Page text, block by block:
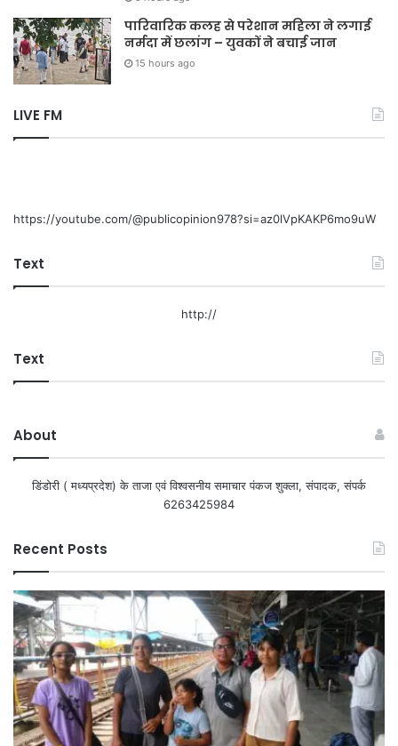
पारिवारिक कलह से परेशान महिला ने लगाई
नर्मदा में छलांग – युवकों ने बचाई जान
15 hours ago
LIVE FM
https://youtube.com/@publicopinion978?si=az0lVpKAKP6mo9uW
Text
http://
Text
About
डिंडोरी ( मध्यप्रदेश) के ताजा एवं विश्वसनीय समाचार पंकज शुक्ला, संपादक, संपर्क
6263425984
Recent Posts